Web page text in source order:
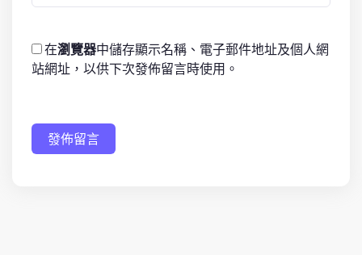
在瀏覽器中儲存顯示名稱、電子郵件地址及個人網
站網址，以供下次發佈留言時使用。
發佈留言